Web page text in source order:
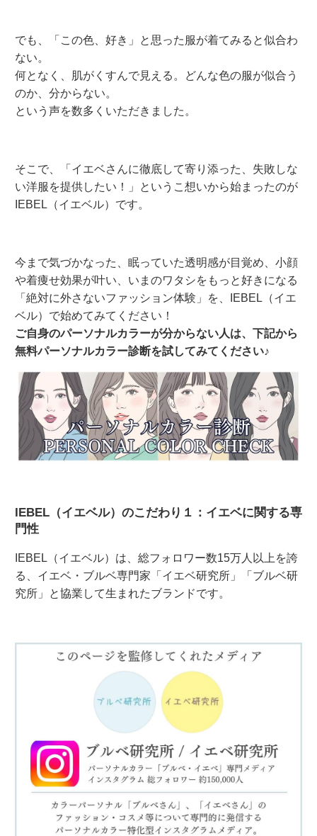
でも、「この色、好き」と思った服が着てみると似合わ
ない。
何となく、肌がくすんで見える。どんな色の服が似合う
のか、分からない。
という声を数多くいただきました。
そこで、「イエベさんに徹底して寄り添った、失敗しな
い洋服を提供したい！」というこ想いから始まったのが
IEBEL（イエベル）です。
今まで気づかなった、眠っていた透明感が目覚め、小顔
や着痩せ効果が叶い、いまのワタシをもっと好きになる
「絶対に外さないファッション体験」を、IEBEL（イエ
ベル）で始めてみてください！
ご自身のパーソナルカラーが分からない人は、下記から
無料パーソナルカラー診断を試してみてください♪
IEBEL（イエベル）のこだわり１：イエベに関する専
門性
IEBEL（イエベル）は、総フォロワー数15万人以上を誇
る、イエベ・ブルベ専門家「イエベ研究所」「ブルベ研
究所」と協業して生まれたブランドです。